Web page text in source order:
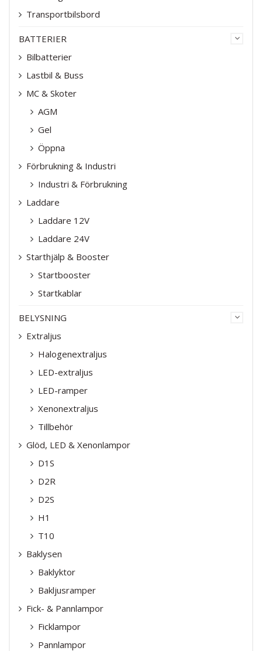
Transportbilsbord
BATTERIER
Bilbatterier
Lastbil & Buss
MC & Skoter
AGM
Gel
Öppna
Förbrukning & Industri
Industri & Förbrukning
Laddare
Laddare 12V
Laddare 24V
Starthjälp & Booster
Startbooster
Startkablar
BELYSNING
Extraljus
Halogenextraljus
LED-extraljus
LED-ramper
Xenonextraljus
Tillbehör
Glöd, LED & Xenonlampor
D1S
D2R
D2S
H1
T10
Baklysen
Baklyktor
Bakljusramper
Fick- & Pannlampor
Ficklampor
Pannlampor